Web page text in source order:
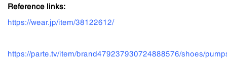
Reference links:
https://wear.jp/item/38122612/
https://parte.tv/item/brand479237930724888576/shoes/